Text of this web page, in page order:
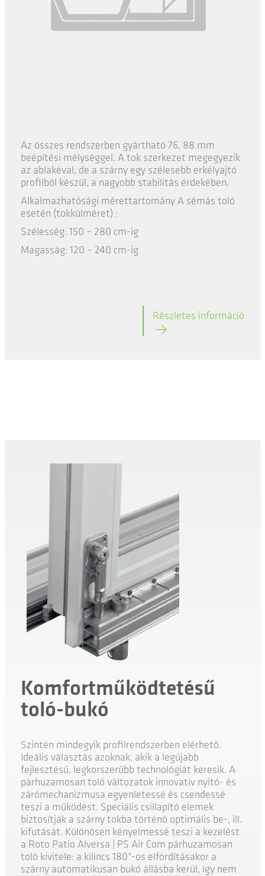
Az összes rendszerben gyártható 76, 88 mm
beépítési mélységgel. A tok szerkezet megegyezik
az ablakéval, de a szárny egy szélesebb erkélyajtó
profilból készül, a nagyobb stabilitás érdekében.
Alkalmazhatósági mérettartomány A sémás toló
esetén (tokkülméret) :
Szélesség: 150 – 280 cm-ig
Magasság: 120 – 240 cm-ig
Részletes információ
Komfortműködtetésű
toló-bukó
Szintén mindegyik profilrendszerben elérhető.
Ideális választás azoknak, akik a legújabb
fejlesztésű, legkorszerűbb technológiát keresik. A
párhuzamosan toló változatok innovatív nyitó- és
zárómechanizmusa egyenletessé és csendessé
teszi a működést. Speciális csillapító elemek
biztosítják a szárny tokba történő optimális be-, ill.
kifutását. Különösen kényelmessé teszi a kezelést
a Roto Patio Alversa | PS Air Com párhuzamosan
toló kivitele: a kilincs 180°-os elfordításakor a
szárny automatikusan bukó állásba kerül, így nem